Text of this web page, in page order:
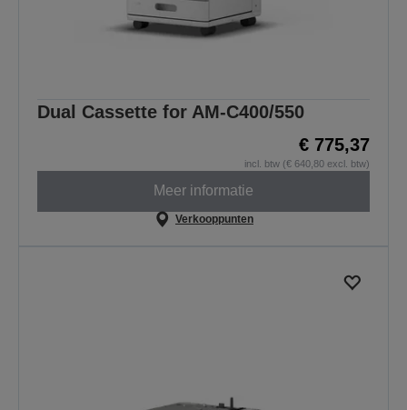
Dual Cassette for AM-C400/550
€ 775,37
incl. btw (€ 640,80 excl. btw)
Meer informatie
Verkooppunten